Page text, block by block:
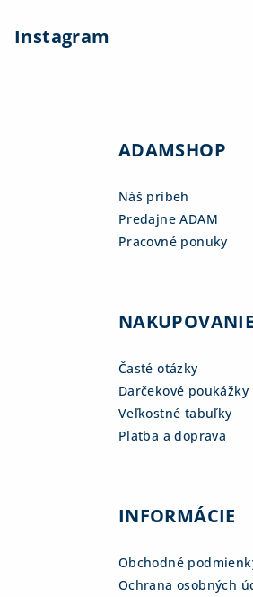
Instagram
ADAMSHOP
Náš príbeh
Predajne ADAM
Pracovné ponuky
NAKUPOVANIE
Časté otázky
Darčekové poukážky
Veľkostné tabuľky
Platba a doprava
INFORMÁCIE
Obchodné
Ochrana osobných